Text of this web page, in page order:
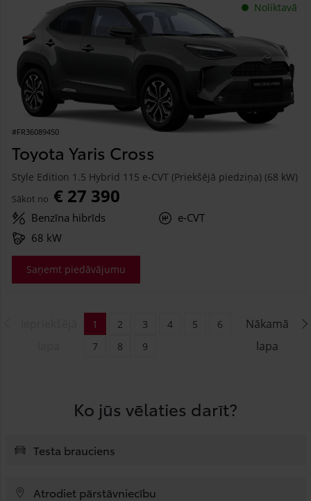
Noliktavā
#FR36089450
Toyota Yaris Cross
Style Edition 1.5 Hybrid 115 e-CVT (Priekšējā piedziņa) (68 kW)
Sākot no € 27 390
Benzīna hibrīds
e-CVT
68 kW
Saņemt piedāvājumu
Nākamā
lapa
1 2 3 4 5
6
7
8 9
Ko jūs vēlaties darīt?
Testa brauciens
Atrodiet pārstāvniecību